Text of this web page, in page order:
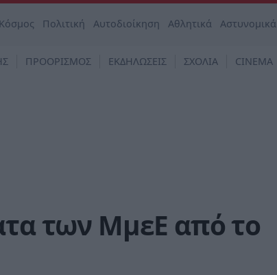
Κόσμος Πολιτική Αυτοδιοίκηση Αθλητικά Αστυνομικά
ΠΡΟΟΡΙΣΜΟΣ ΕΚΔΗΛΩΣΕΙΣ ΣΧΟΛΙΑ CINEMA
των ΜμεΕ από το